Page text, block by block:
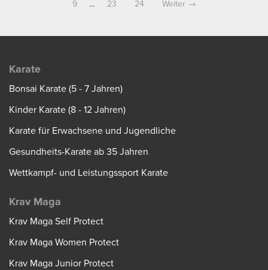
9
… 23 24 Weiter →
Karate
Bonsai Karate (5 - 7 Jahren)
Kinder Karate (8 - 12 Jahren)
Karate für Erwachsene und Jugendliche
Gesundheits-Karate ab 35 Jahren
Wettkampf- und Leistungssport Karate
Krav Maga
Krav Maga Self Protect
Krav Maga Women Protect
Krav Maga Junior Protect